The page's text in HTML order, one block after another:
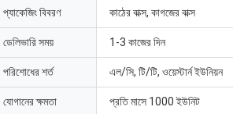
প্যাকেজিং বিবরণ কাঠের বাক্স, কাগজের বাক্স
ডেলিভারি সময় 1-3 কাজের দিন
পরিশোধের শর্ত এল/সি, টি/টি, ওয়েস্টার্ন ইউনিয়ন
যোগানের ক্ষমতা প্রতি মাসে 1000 ইউনিট